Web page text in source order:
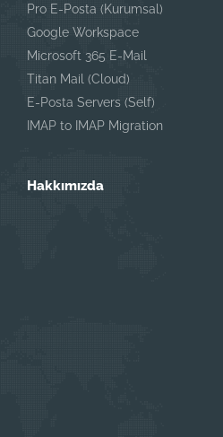
Pro E-Posta (Kurumsal)
Google Workspace
Microsoft 365 E-Mail
Titan Mail (Cloud)
E-Posta Servers (Self)
IMAP to IMAP Migration
Hakkımızda